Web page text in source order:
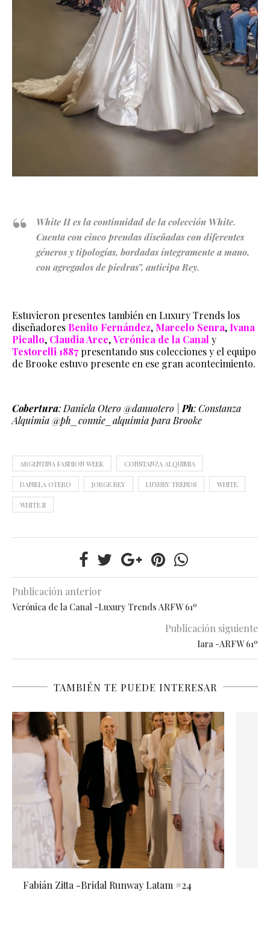
White II es la continuidad de la colección White.
Cuenta con cinco prendas diseñadas con diferentes
géneros y tipologías, bordadas íntegramente a mano,
con agregados de piedras”, anticipa Rey.
Estuvieron presentes también en Luxury Trends los
diseñadores Benito Fernández, Marcelo Senra, Ivana
Picallo, Claudia Arce,Verónica de la Canal y
Testorelli 1887presentando sus colecciones y el equipo
de Brooke estuvo presente en ese gran acontecimiento.
Cobertura: Daniela Otero @danuotero | Ph: Constanza
Alquimia @ph_connie_alquimia para Brooke
ARGENTINA FASHION WEEK CONSTANZA ALQUIMIA
DANIELA OTERO JORGE REY LUXURY TRENDS WHITE
WHITE II
Publicación anterior
Verónica de la Canal -Luxury Trends ARFW 61º
Publicación siguiente
Iara -ARFW 61º
TAMBIÉN TE PUEDE INTERESAR
Adrián Brown -Bridal Runway Latam #24